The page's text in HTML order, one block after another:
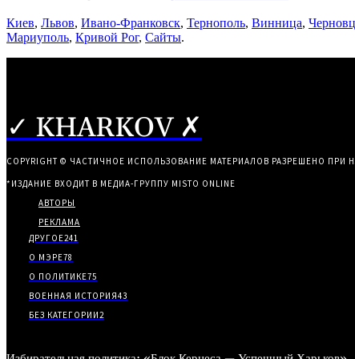
Киев, Львов, Ивано-Франковск, Тернополь, Винница,
Мариуполь, Кривой Рог, Сайты.
✓ KHARKOV ✗
COPYRIGHT © ЧАСТИЧНОЕ ИСПОЛЬЗОВАНИЕ МАТЕРИАЛОВ РАЗРЕШЕНО
*ИЗДАНИЕ ВХОДИТ В МЕДИА-ГРУППУ MISTO ONLINE
АВТОРЫ
РЕКЛАМА
ДРУГОЕ241
О МЭРЕ78
О ПОЛИТИКЕ75
ВОЕННАЯ ИСТОРИЯ43
БЕЗ КАТЕГОРИИ2